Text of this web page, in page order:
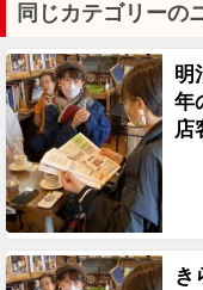
同じカテゴリーの
明
年
店
き